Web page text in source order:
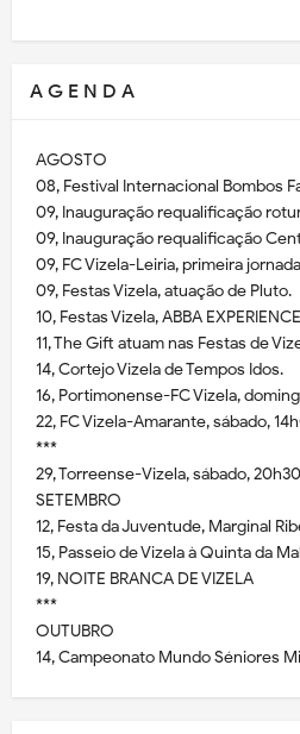
A G E N D A
AGOSTO
08, Festival Internacional Bombos
09, Inauguração requalificação
09, Inauguração requalificação
09, FC Vizela-Leiria, primeira
09, Festas Vizela, atuação de Pluto.
10, Festas Vizela, ABBA
11, The Gift atuam nas Festas de
14, Cortejo Vizela de Tempos Idos.
16, Portimonense-FC Vizela,
22, FC Vizela-Amarante, sábado,
***
29, Torreense-Vizela, sábado,
SETEMBRO
12, Festa da Juventude, Marginal
15, Passeio de Vizela à Quinta da
19, NOITE BRANCA DE VIZELA
***
OUTUBRO
14, Campeonato Mundo Séniores